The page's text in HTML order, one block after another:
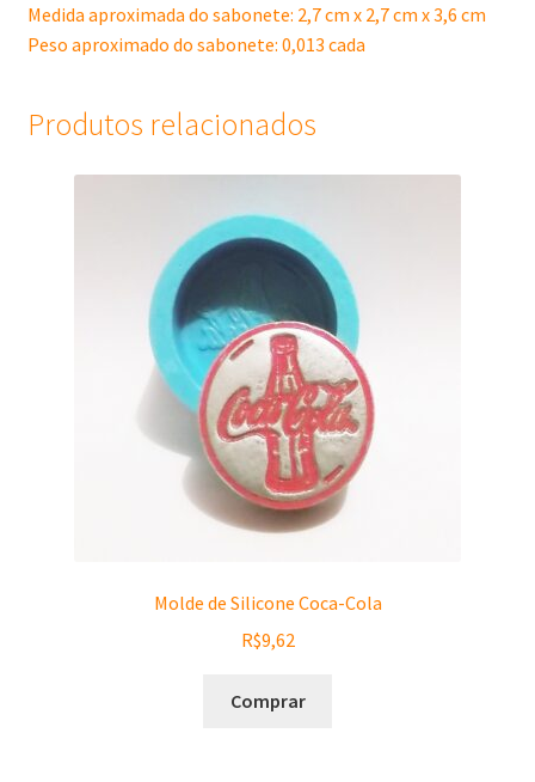
Medida aproximada do sabonete: 2,7 cm x 2,7 cm x 3,6 cm
Peso aproximado do sabonete: 0,013 cada
Produtos relacionados
Molde de Silicone Coca-Cola
R$9,62
Comprar